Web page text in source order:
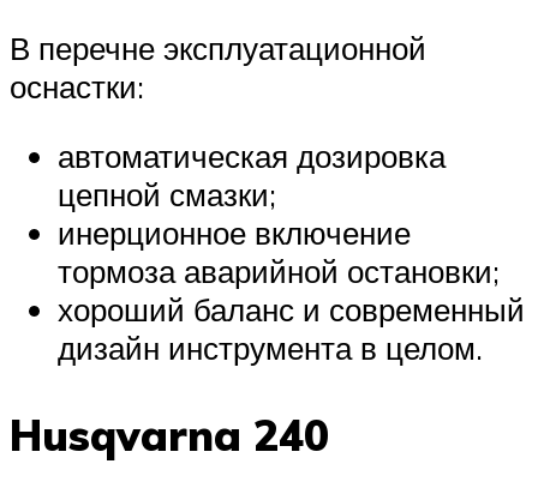
В перечне эксплуатационной
оснастки:
автоматическая дозировка
цепной смазки;
инерционное включение
тормоза аварийной остановки;
хороший баланс и современный
дизайн инструмента в целом.
Husqvarna 240